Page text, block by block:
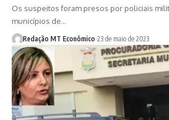
Os suspeitos foram presos por policiais
municípios de…
Redação MT Econômico 23 de maio de 2023